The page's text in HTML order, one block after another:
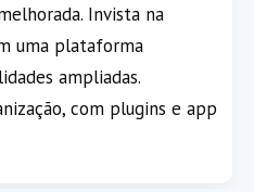
Invista na
uma plataforma
ampliadas.
com plugins e app